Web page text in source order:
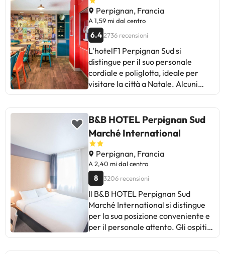
proprio servizio di ristorazione in
base alle esigenze. Queste
informazioni sono soggette a
modifiche da parte della struttura
ricettiva.
Perpignan, Francia
A 1,59 mi dal centro
6.4 2736 recensioni
L'hotelF1 Perpignan Sud si
distingue per il suo personale
cordiale e poliglotta, ideale per
visitare la città a Natale. Alcuni
camere. Tra le critiche ricorrenti, si
menzionano problemi con le
prenotazioni, camere piccole e
bagni in comune. Anche se per una
notte di passaggio senza pretese
svolge la sua funzione, la mancanza
di servizi come asciugamani
gratuiti o bagni privati può risultare
scomoda. In sintesi, è un'opzione
economica e pratica per i
viaggiatori che cercano riposo e
B&B HOTEL Perpignan Sud
Marché International
Perpignan, Francia
A 2,40 mi dal centro
8 3206 recensioni
Il B&B HOTEL Perpignan Sud
Marché International si distingue
per la sua posizione conveniente e
per il personale attento. Gli ospiti